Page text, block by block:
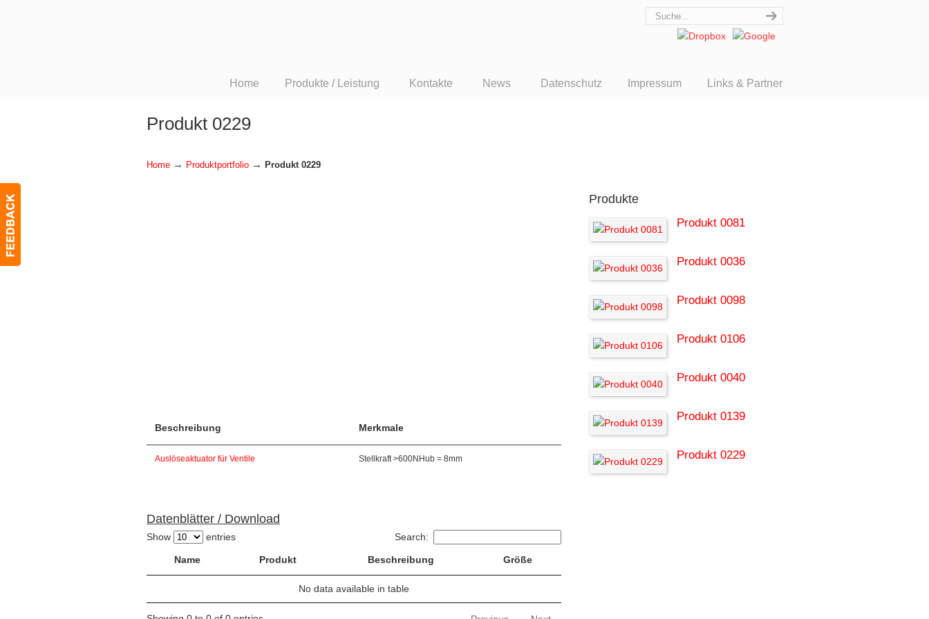
Home Produkte / Leistung Kontakte News Datenschutz Impressum Links & Partner
Produkt 0229
Home → Produktportfolio → Produkt 0229
Beschreibung Merkmale
Auslöseaktuator für Ventile Stellkraft >600NHub = 8mm
Datenblätter / Download
Show entries Search:
Name Produkt Beschreibung Größe
No data available in table
Produkte
Produkt 0081
Produkt 0036
Produkt 0098
Produkt 0106
Produkt 0040
Produkt 0139
Produkt 0229